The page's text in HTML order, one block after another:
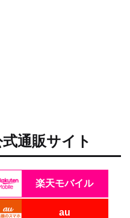
通販サイト
楽天モバイル
au